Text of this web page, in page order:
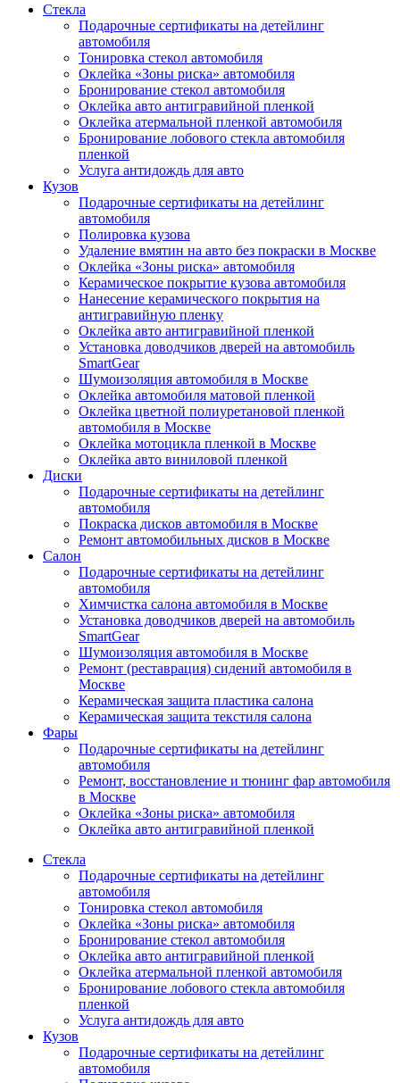
Стекла
Подарочные сертификаты на детейлинг
автомобиля
Тонировка стекол автомобиля
Оклейка «Зоны риска» автомобиля
Бронирование стекол автомобиля
Оклейка авто антигравийной пленкой
Оклейка атермальной пленкой автомобиля
Бронирование лобового стекла автомобиля
пленкой
Услуга антидождь для авто
Кузов
Подарочные сертификаты на детейлинг
автомобиля
Полировка кузова
Удаление вмятин на авто без покраски в Москве
Оклейка «Зоны риска» автомобиля
Керамическое покрытие кузова автомобиля
Нанесение керамического покрытия на
антигравийную пленку
Оклейка авто антигравийной пленкой
Установка доводчиков дверей на автомобиль
SmartGear
Шумоизоляция автомобиля в Москве
Оклейка автомобиля матовой пленкой
Оклейка цветной полиуретановой пленкой
автомобиля в Москве
Оклейка мотоцикла пленкой в Москве
Оклейка авто виниловой пленкой
Диски
Подарочные сертификаты на детейлинг
автомобиля
Покраска дисков автомобиля в Москве
Ремонт автомобильных дисков в Москве
Салон
Подарочные сертификаты на детейлинг
автомобиля
Химчистка салона автомобиля в Москве
Установка доводчиков дверей на автомобиль
SmartGear
Шумоизоляция автомобиля в Москве
Ремонт (реставрация) сидений автомобиля в
Москве
Керамическая защита пластика салона
Керамическая защита текстиля салона
Фары
Подарочные сертификаты на детейлинг
автомобиля
Ремонт, восстановление и тюнинг фар автомобиля
в Москве
Оклейка «Зоны риска» автомобиля
Оклейка авто антигравийной пленкой
Стекла
Подарочные сертификаты на детейлинг
автомобиля
Тонировка стекол автомобиля
Оклейка «Зоны риска» автомобиля
Бронирование стекол автомобиля
Оклейка авто антигравийной пленкой
Оклейка атермальной пленкой автомобиля
Бронирование лобового стекла автомобиля
пленкой
Услуга антидождь для авто
Кузов
Подарочные сертификаты на детейлинг
автомобиля